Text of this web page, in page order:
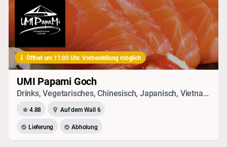
Öffnet um 11:00 Uhr. Vorbestellung möglich
UMI Papami Goch
Drinks, Vegetarisches, Chinesisch, Japanisch, Vietnamesisch, Sushi, Thai, Seafood
4.88 Auf dem Wall 6
Lieferung Abholung